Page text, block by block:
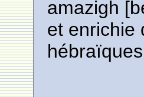
amazigh
et enrichie